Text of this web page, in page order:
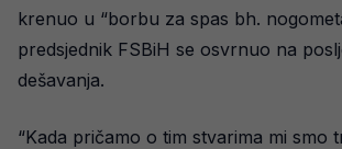
krenuo u “borbu za spas bh.
predsjednik FSBiH se osvrnuo na
dešavanja.
“Kada pričamo o tim stvarima mi smo